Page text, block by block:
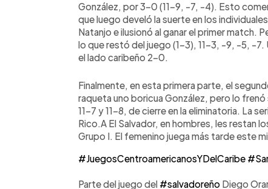
González, por 3-0 (11-9, -7, -4). Esto
que luego develó la suerte en los
Natanjo e ilusionó al ganar el primer match.
lo que restó del juego (1-3), 11-3, -9, -5, -
el lado caribeño 2-0.
Finalmente, en esta primera parte, el
raqueta uno boricua González, pero lo frenó
11-7 y 11-8, de cierre en la eliminatoria. La
Rico.A El Salvador, en hombres, les restan
Grupo I. El femenino juega más tarde este
#JuegosCentroamericanosYDelCaribe
Parte del juego del #salvadoreño Diego